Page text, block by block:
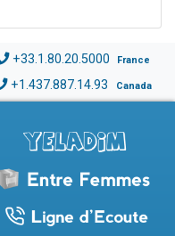
+33.1.80.20.5000 France
+1.437.887.14.93 Canada